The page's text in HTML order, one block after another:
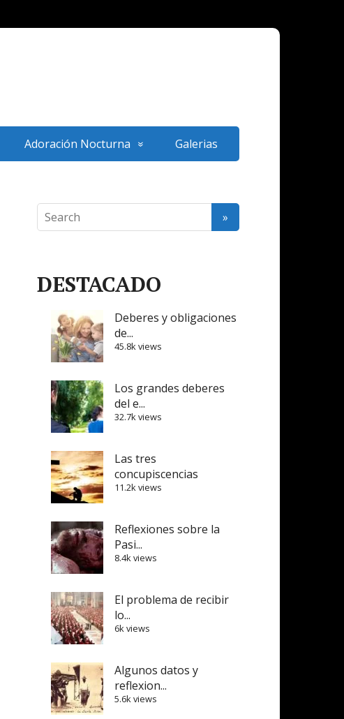
Adoración Nocturna Galerias
DESTACADO
Deberes y obligaciones
de...
45.8k views
Los grandes deberes
del e...
32.7k views
Las tres
concupiscencias
11.2k views
Reflexiones sobre la
Pasi...
8.4k views
El problema de recibir
lo...
6k views
Algunos datos y
reflexion...
5.6k views